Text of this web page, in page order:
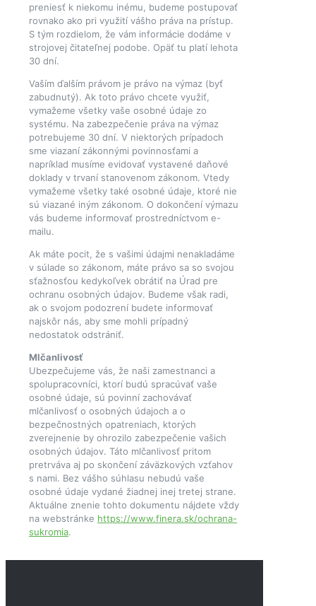
preniesť k niekomu inému, budeme postupovať
rovnako ako pri využití vášho práva na prístup.
S tým rozdielom, že vám informácie dodáme v
strojovej čitateľnej podobe. Opäť tu platí lehota
30 dní.
Vaším ďalším právom je právo na výmaz (byť
zabudnutý). Ak toto právo chcete využiť,
vymažeme všetky vaše osobné údaje zo
systému. Na zabezpečenie práva na výmaz
potrebujeme 30 dní. V niektorých prípadoch
sme viazaní zákonnými povinnosťami a
napríklad musíme evidovať vystavené daňové
doklady v trvaní stanovenom zákonom. Vtedy
vymažeme všetky také osobné údaje, ktoré nie
sú viazané iným zákonom. O dokončení výmazu
vás budeme informovať prostredníctvom e-
mailu.
Ak máte pocit, že s vašimi údajmi nenakladáme
v súlade so zákonom, máte právo sa so svojou
sťažnosťou kedykoľvek obrátiť na Úrad pre
ochranu osobných údajov. Budeme však radi,
ak o svojom podozrení budete informovať
najskôr nás, aby sme mohli prípadný
nedostatok odstrániť.
Mlčanlivosť
Ubezpečujeme vás, že naši zamestnanci a
spolupracovníci, ktorí budú spracúvať vaše
osobné údaje, sú povinní zachovávať
mlčanlivosť o osobných údajoch a o
bezpečnostných opatreniach, ktorých
zverejnenie by ohrozilo zabezpečenie vašich
osobných údajov. Táto mlčanlivosť pritom
pretrváva aj po skončení záväzkových vzťahov
s nami. Bez vášho súhlasu nebudú vaše
osobné údaje vydané žiadnej inej tretej strane.
Aktuálne znenie tohto dokumentu nájdete vždy
na webstránke https://www.finera.sk/ochrana-
sukromia.